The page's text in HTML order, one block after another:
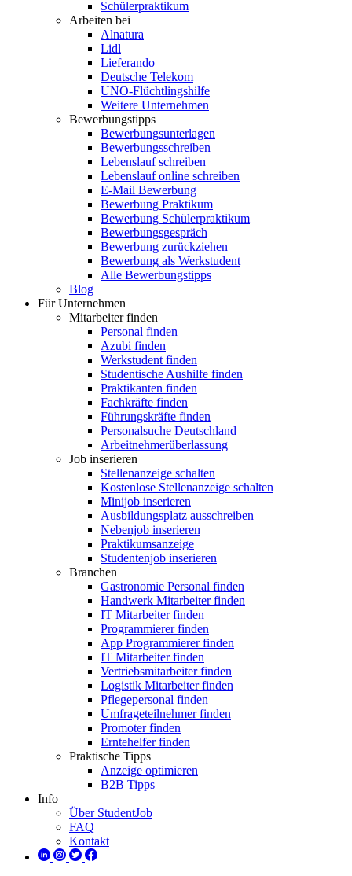
Schülerpraktikum
Arbeiten bei
Alnatura
Lidl
Lieferando
Deutsche Telekom
UNO-Flüchtlingshilfe
Weitere Unternehmen
Bewerbungstipps
Bewerbungsunterlagen
Bewerbungsschreiben
Lebenslauf schreiben
Lebenslauf online schreiben
E-Mail Bewerbung
Bewerbung Praktikum
Bewerbung Schülerpraktikum
Bewerbungsgespräch
Bewerbung zurückziehen
Bewerbung als Werkstudent
Alle Bewerbungstipps
Blog
Für Unternehmen
Mitarbeiter finden
Personal finden
Azubi finden
Werkstudent finden
Studentische Aushilfe finden
Praktikanten finden
Fachkräfte finden
Führungskräfte finden
Personalsuche Deutschland
Arbeitnehmerüberlassung
Job inserieren
Stellenanzeige schalten
Kostenlose Stellenanzeige schalten
Minijob inserieren
Ausbildungsplatz ausschreiben
Nebenjob inserieren
Praktikumsanzeige
Studentenjob inserieren
Branchen
Gastronomie Personal finden
Handwerk Mitarbeiter finden
IT Mitarbeiter finden
Programmierer finden
App Programmierer finden
IT Mitarbeiter finden
Vertriebsmitarbeiter finden
Logistik Mitarbeiter finden
Pflegepersonal finden
Umfrageteilnehmer finden
Promoter finden
Erntehelfer finden
Praktische Tipps
Anzeige optimieren
B2B Tipps
Info
Über StudentJob
FAQ
Kontakt